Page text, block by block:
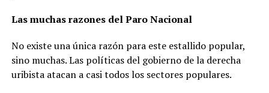
Las muchas razones del Paro Nacional
No existe una única razón para este estallido popular,
sino muchas. Las políticas del gobierno de la derecha
uribista atacan a casi todos los sectores populares.